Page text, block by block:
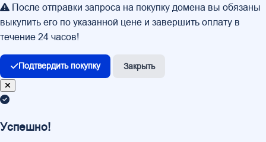
После отправки запроса на покупку домена вы обязаны
выкупить его по указанной цене и завершить оплату в
течение 24 часов!
Подтвердить покупку Закрыть
Успешно!